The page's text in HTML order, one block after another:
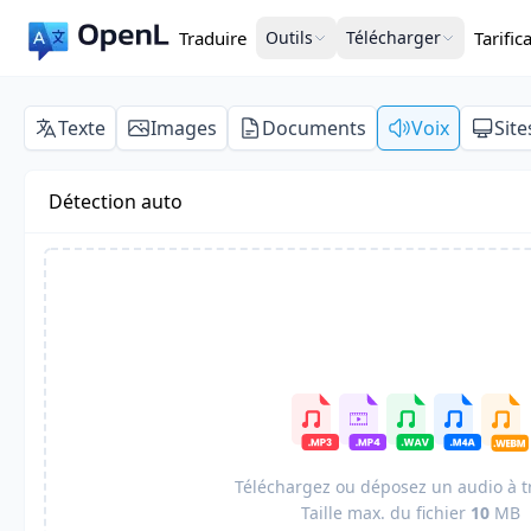
Traduire Outils Télécharger
Texte Images Documents Voix
Détection auto
Téléchargez ou déposez un audio à
Taille max. du fichier 10MB